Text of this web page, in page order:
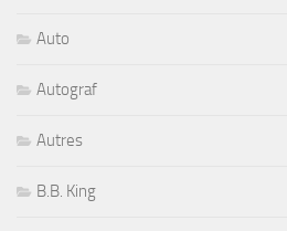
Auto
Autograf
Autres
B.B. King